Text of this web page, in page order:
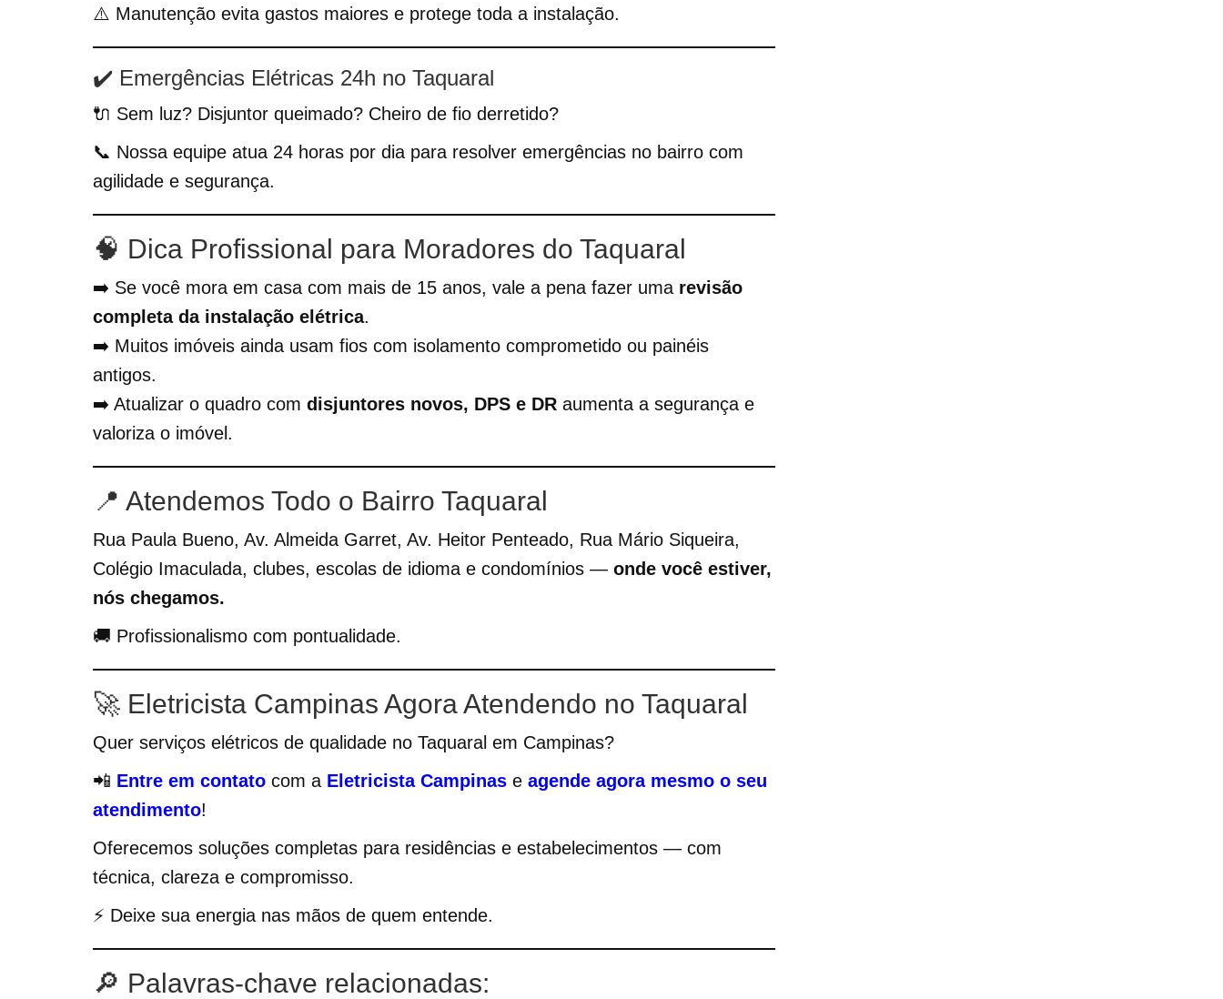
⚠️ Manutenção evita gastos maiores e protege toda a instalação.
✔️ Emergências Elétricas 24h no Taquaral
🔌 Sem luz? Disjuntor queimado? Cheiro de fio derretido?
📞 Nossa equipe atua 24 horas por dia para resolver emergências no bairro com
agilidade e segurança.
🧠 Dica Profissional para Moradores do Taquaral
➡️ Se você mora em casa com mais de 15 anos, vale a pena fazer uma revisão
completa da instalação elétrica.
➡️ Muitos imóveis ainda usam fios com isolamento comprometido ou painéis
antigos.
➡️ Atualizar o quadro com disjuntores novos, DPS e DR aumenta a segurança e
valoriza o imóvel.
📍 Atendemos Todo o Bairro Taquaral
Rua Paula Bueno, Av. Almeida Garret, Av. Heitor Penteado, Rua Mário Siqueira,
Colégio Imaculada, clubes, escolas de idioma e condomínios — onde você estiver,
nós chegamos.
🚚 Profissionalismo com pontualidade.
🚀 Eletricista Campinas Agora Atendendo no Taquaral
Quer serviços elétricos de qualidade no Taquaral em Campinas?
📲 Entre em contato com a Eletricista Campinas e agende agora mesmo o seu
atendimento!
Oferecemos soluções completas para residências e estabelecimentos — com
técnica, clareza e compromisso.
⚡ Deixe sua energia nas mãos de quem entende.
🔎 Palavras-chave relacionadas: